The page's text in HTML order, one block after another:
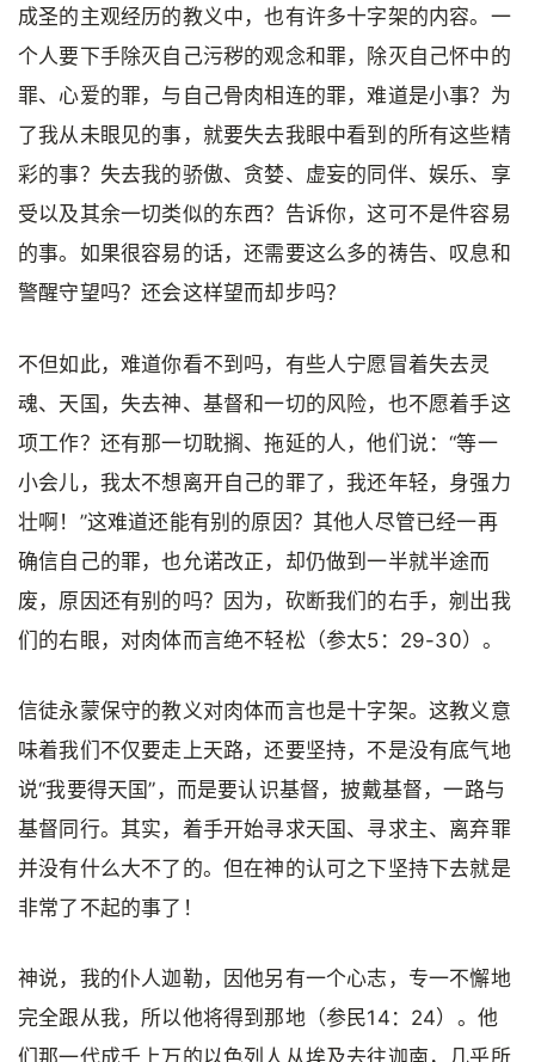
成圣的主观经历的教义中，也有许多十字架的内容。一
个人要下手除灭自己污秽的观念和罪，除灭自己怀中的
罪、心爱的罪，与自己骨肉相连的罪，难道是小事？为
了我从未眼见的事，就要失去我眼中看到的所有这些精
彩的事？失去我的骄傲、贪婪、虚妄的同伴、娱乐、享
受以及其余一切类似的东西？告诉你，这可不是件容易
的事。如果很容易的话，还需要这么多的祷告、叹息和
警醒守望吗？还会这样望而却步吗？
不但如此，难道你看不到吗，有些人宁愿冒着失去灵
魂、天国，失去神、基督和一切的风险，也不愿着手这
项工作？还有那一切耽搁、拖延的人，他们说：“等一
小会儿，我太不想离开自己的罪了，我还年轻，身强力
壮啊！”这难道还能有别的原因？其他人尽管已经一再
确信自己的罪，也允诺改正，却仍做到一半就半途而
废，原因还有别的吗？因为，砍断我们的右手，剜出我
们的右眼，对肉体而言绝不轻松（参太5：29-30）。
信徒永蒙保守的教义对肉体而言也是十字架。这教义意
味着我们不仅要走上天路，还要坚持，不是没有底气地
说“我要得天国”，而是要认识基督，披戴基督，一路与
基督同行。其实，着手开始寻求天国、寻求主、离弃罪
并没有什么大不了的。但在神的认可之下坚持下去就是
非常了不起的事了！
神说，我的仆人迦勒，因他另有一个心志，专一不懈地
完全跟从我，所以他将得到那地（参民14：24）。他